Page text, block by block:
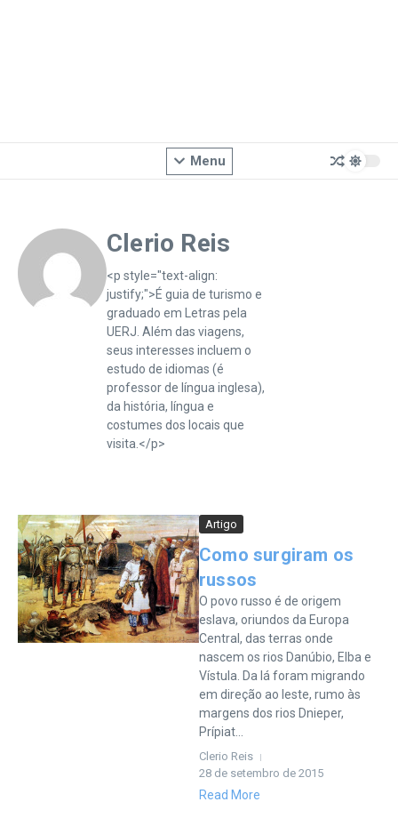
Menu
Clerio Reis
<p style="text-align:
justify;">É guia de turismo e
graduado em Letras pela
UERJ. Além das viagens,
seus interesses incluem o
estudo de idiomas (é
professor de língua inglesa),
da história, língua e
costumes dos locais que
visita.</p>
Artigo
Como surgiram os
russos
O povo russo é de origem
eslava, oriundos da Europa
Central, das terras onde
nascem os rios Danúbio, Elba e
Vístula. Da lá foram migrando
em direção ao leste, rumo às
margens dos rios Dnieper,
Prípiat...
Clerio Reis
28 de setembro de 2015
Read More